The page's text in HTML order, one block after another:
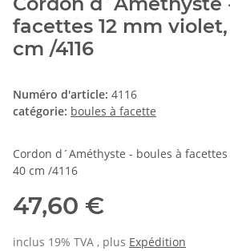
facettes 12 mm
cm /4116
Numéro d'article: 4116
catégorie: boules à facette
Cordon d´Améthyste - boules à
40 cm /4116
47,60 €
inclus 19% TVA , plus Expédition